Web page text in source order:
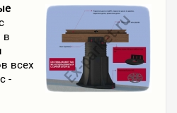
в
всех
-